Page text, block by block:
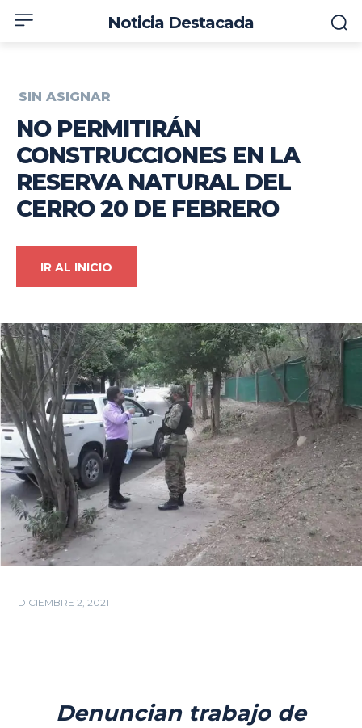
Noticia Destacada
SIN ASIGNAR
NO PERMITIRÁN
CONSTRUCCIONES EN LA
RESERVA NATURAL DEL
CERRO 20 DE FEBRERO
IR AL INICIO
DICIEMBRE 2, 2021
Denuncian trabajo de